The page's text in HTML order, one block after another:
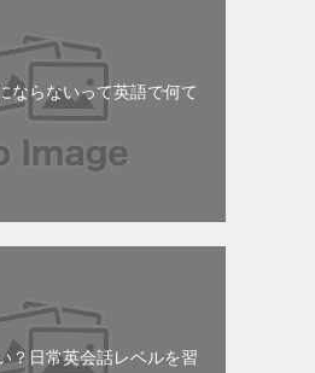
ならないって英語で何て
？日常英会話レベルを習